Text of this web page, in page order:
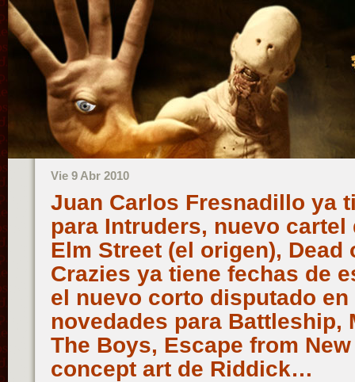
Vie 9 Abr 2010
Juan Carlos Fresnadillo ya
para Intruders, nuevo cartel
Elm Street (el origen), Dead
Crazies ya tiene fechas de
el nuevo corto disputado
novedades para Battleship,
The Boys, Escape from
concept art de Riddick…